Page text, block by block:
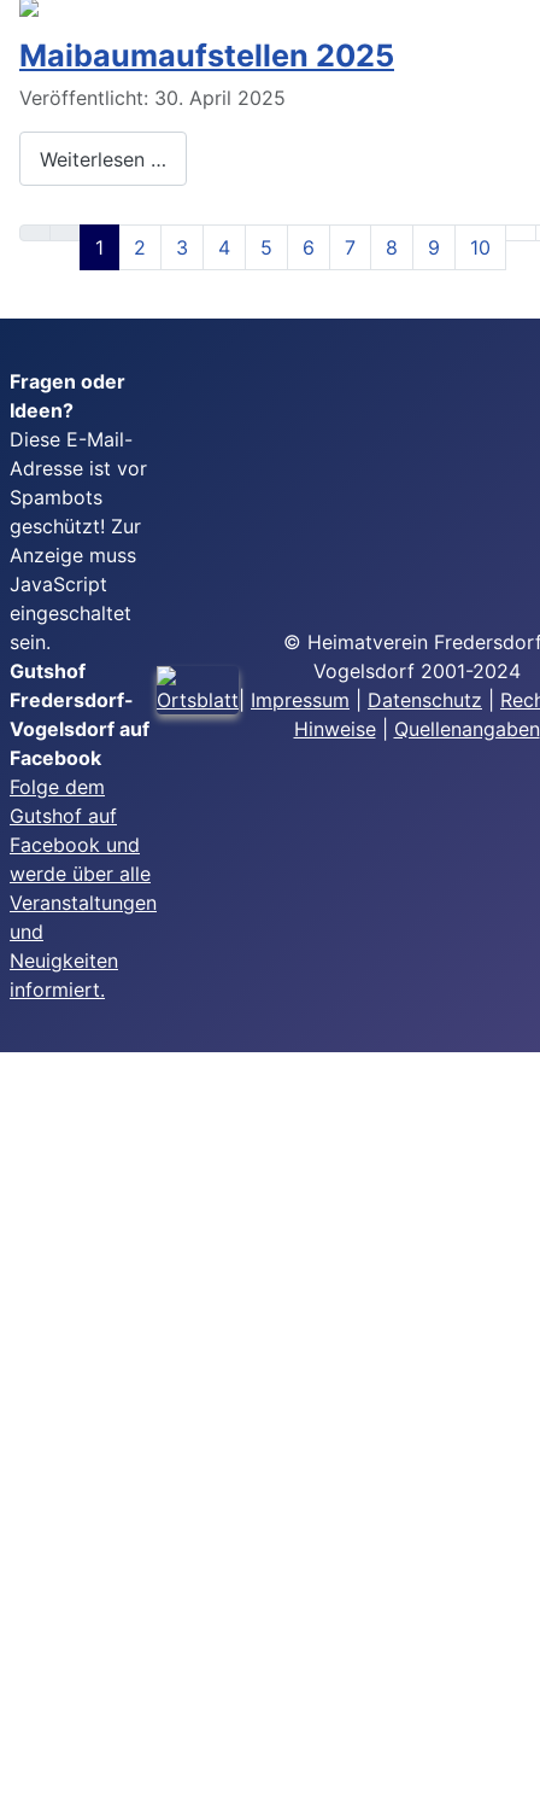
Maibaumaufstellen 2025
Veröffentlicht: 30. April 2025
Weiterlesen …
1 2 3 4 5 6 7 8 9 10
Fragen oder
Ideen?
Diese E-Mail-
Adresse ist vor
Spambots
geschützt! Zur
Anzeige muss
JavaScript
eingeschaltet
sein.
Gutshof
Fredersdorf-
Vogelsdorf auf
Facebook
Folge dem
Gutshof auf
Facebook und
werde über alle
Veranstaltungen
und
Neuigkeiten
informiert.
© Heimatverein
Vogelsdorf 2001-2024
Impressum Datenschutz
Hinweise| Quellenangaben